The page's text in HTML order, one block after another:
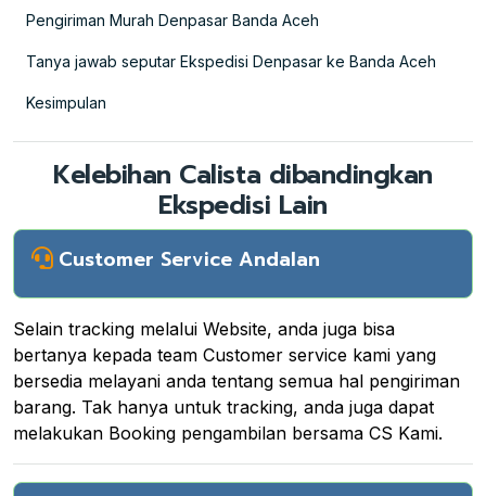
Pengiriman Murah Denpasar Banda Aceh
Tanya jawab seputar Ekspedisi Denpasar ke Banda Aceh
Kesimpulan
Kelebihan Calista dibandingkan
Ekspedisi Lain
Customer Service Andalan
Selain tracking melalui Website, anda juga bisa
bertanya kepada team Customer service kami yang
bersedia melayani anda tentang semua hal pengiriman
barang. Tak hanya untuk tracking, anda juga dapat
melakukan Booking pengambilan bersama CS Kami.